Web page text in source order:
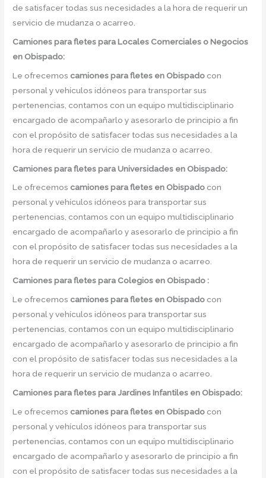
de satisfacer todas sus necesidades a la hora de requerir un
servicio de mudanza o acarreo.
Camiones para fletespara Locales Comerciales o Negocios
en Obispado:
Le ofrecemos camiones para fletes en Obispado con
personal y vehículos idóneos para transportar sus
pertenencias, contamos con un equipo multidisciplinario
encargado de acompañarlo y asesorarlo de principio a fin
con el propósito de satisfacer todas sus necesidades a la
hora de requerir un servicio de mudanza o acarreo.
Camiones para fletespara Universidades en Obispado:
Le ofrecemos camiones para fletes en Obispado con
personal y vehículos idóneos para transportar sus
pertenencias, contamos con un equipo multidisciplinario
encargado de acompañarlo y asesorarlo de principio a fin
con el propósito de satisfacer todas sus necesidades a la
hora de requerir un servicio de mudanza o acarreo.
Camiones para fletespara Colegios en Obispado :
Le ofrecemos camiones para fletes en Obispado con
personal y vehículos idóneos para transportar sus
pertenencias, contamos con un equipo multidisciplinario
encargado de acompañarlo y asesorarlo de principio a fin
con el propósito de satisfacer todas sus necesidades a la
hora de requerir un servicio de mudanza o acarreo.
Camiones para fletespara Jardines Infantiles en Obispado:
Le ofrecemos camiones para fletes en Obispado con
personal y vehículos idóneos para transportar sus
pertenencias, contamos con un equipo multidisciplinario
encargado de acompañarlo y asesorarlo de principio a fin
con el propósito de satisfacer todas sus necesidades a la